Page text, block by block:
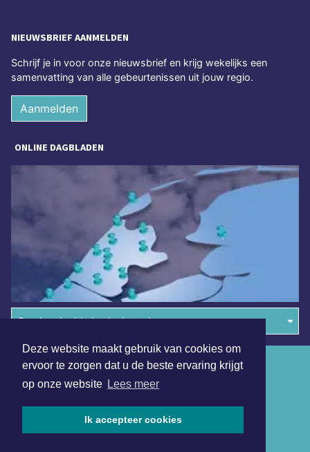
Deze website maakt gebruik van cookies om
ervoor te zorgen dat u de beste ervaring krijgt
op onze website Lees meer
Ik accepteer cookies
NIEUWSBRIEF AANMELDEN
Schrijf je in voor onze nieuwsbrief en krijg wekelijks een
samenvatting van alle gebeurtenissen uit jouw regio.
Aanmelden
ONLINE DAGBLADEN
Overige dagbladen in de regio
Algemene voorwaarden
Disclaimer